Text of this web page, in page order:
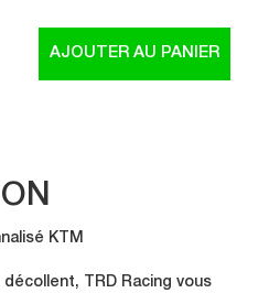
KTM
TRD Racing vous